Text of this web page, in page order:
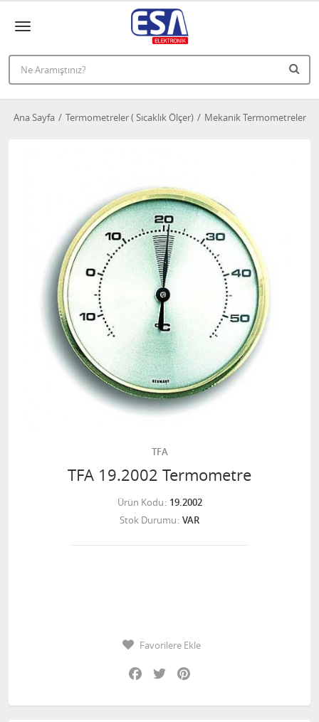
Ana Sayfa Termometreler ( Sıcaklık Ölçer) Mekanik Termometreler
TFA
TFA 19.2002 Termometre
Ürün Kodu 19.2002
Stok Durumu VAR
Favorilere Ekle
Facebook
Twitter